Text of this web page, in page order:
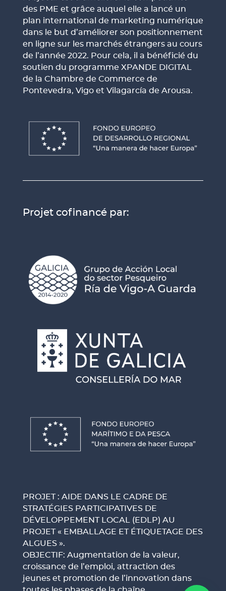
des PME et grâce auquel elle a lancé un
plan international de marketing numérique
dans le but d’améliorer son positionnement
en ligne sur les marchés étrangers au cours
de l’année 2022. Pour cela, il a bénéficié du
soutien du programme XPANDE DIGITAL
de la Chambre de Commerce de
Pontevedra, Vigo et Vilagarcía de Arousa.
Projet cofinancé par:
PROJET : AIDE DANS LE CADRE DE
STRATÉGIES PARTICIPATIVES DE
DÉVELOPPEMENT LOCAL (EDLP) AU
PROJET « EMBALLAGE ET ÉTIQUETAGE DES
ALGUES ».
OBJECTIF: Augmentation de la valeur,
croissance de l’emploi, attraction des
jeunes et promotion de l’innovation dans